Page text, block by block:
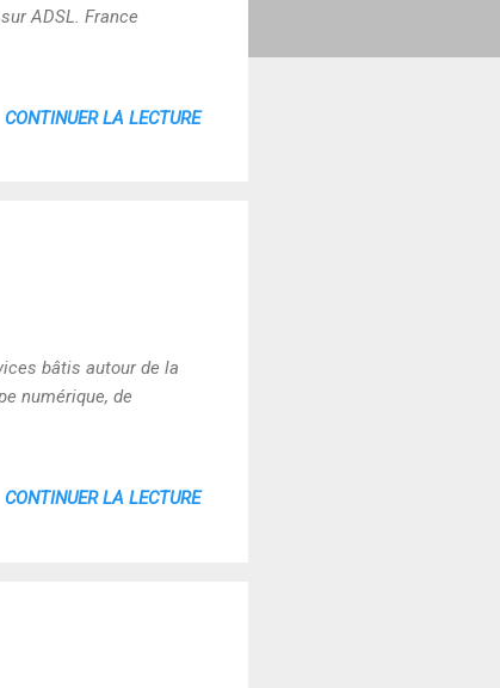
ADSL. France
CONTINUER LA LECTURE
bâtis autour de la
numérique, de
CONTINUER LA LECTURE